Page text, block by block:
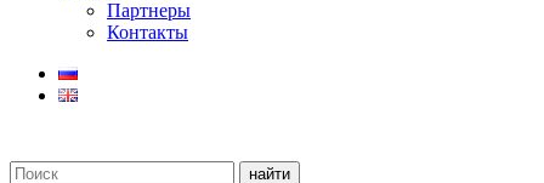
Партнеры
Контакты